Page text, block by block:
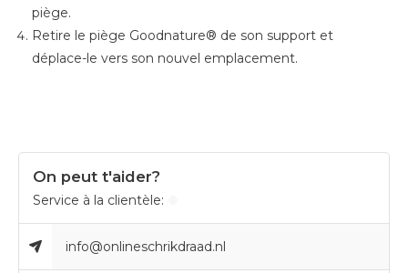
piège.
Retire le piège Goodnature® de son support et
déplace-le vers son nouvel emplacement.
On peut t'aider?
Service à la clientèle:
info@onlineschrikdraad.nl